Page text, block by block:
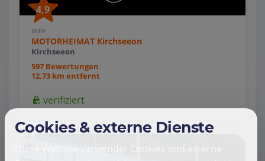
4,9
BMW
MOTORHEIMAT Kirchseeon
Kirchseeon
597 Bewertungen
12,73 km entfernt
verifiziert
Cookies & externe Dienste
Diese Website verwendet Cookies und externe